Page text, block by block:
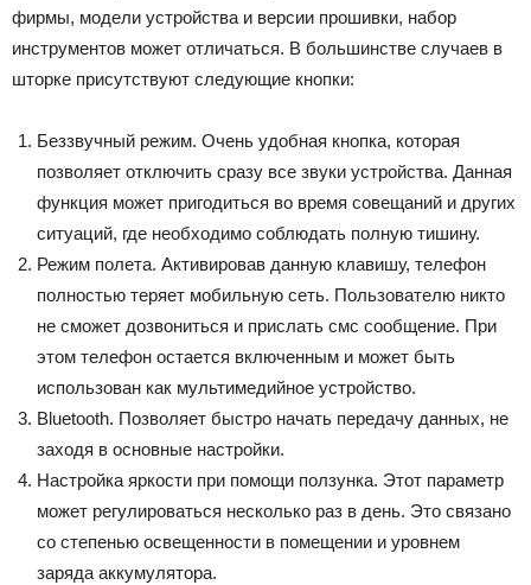
фирмы, модели устройства и версии прошивки, набор
инструментов может отличаться. В большинстве случаев в
шторке присутствуют следующие кнопки:
Беззвучный режим. Очень удобная кнопка, которая
позволяет отключить сразу все звуки устройства. Данная
функция может пригодиться во время совещаний и других
ситуаций, где необходимо соблюдать полную тишину.
Режим полета. Активировав данную клавишу, телефон
полностью теряет мобильную сеть. Пользователю никто
не сможет дозвониться и прислать смс сообщение. При
этом телефон остается включенным и может быть
использован как мультимедийное устройство.
Bluetooth. Позволяет быстро начать передачу данных, не
заходя в основные настройки.
Настройка яркости при помощи ползунка. Этот параметр
может регулироваться несколько раз в день. Это связано
со степенью освещенности в помещении и уровнем
заряда аккумулятора.